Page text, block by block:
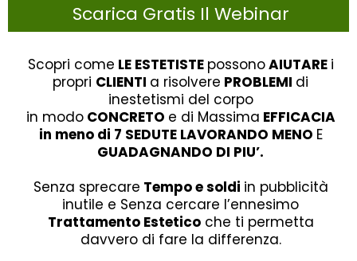
Scarica Gratis Il Webinar
Scopri come LE ESTETISTE possonoAIUTARE i
propri CLIENTI a risolvere PROBLEMI di
inestetismi del corpo
in modoCONCRETO e di Massima EFFICACIA
in meno di 7 SEDUTE LAVORANDO MENO E
GUADAGNANDO DI PIU’.
Senza sprecare Tempo e soldi in pubblicità
inutile e Senza cercare l’ennesimo
Trattamento Esteticoche ti permetta
davvero di fare la differenza.